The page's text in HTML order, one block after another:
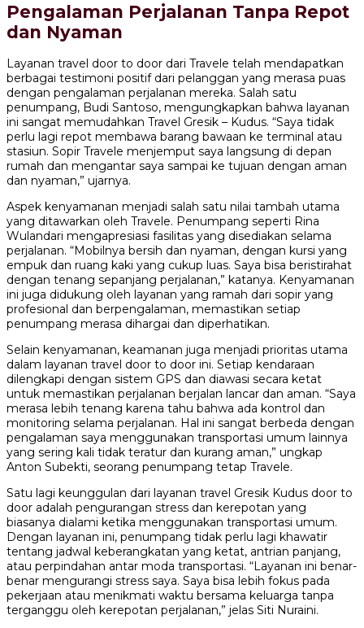
Pengalaman Perjalanan Tanpa Repot
dan Nyaman
Layanan travel door to door dari Travele telah mendapatkan
berbagai testimoni positif dari pelanggan yang merasa puas
dengan pengalaman perjalanan mereka. Salah satu
penumpang, Budi Santoso, mengungkapkan bahwa layanan
ini sangat memudahkan Travel Gresik – Kudus. “Saya tidak
perlu lagi repot membawa barang bawaan ke terminal atau
stasiun. Sopir Travele menjemput saya langsung di depan
rumah dan mengantar saya sampai ke tujuan dengan aman
dan nyaman,” ujarnya.
Aspek kenyamanan menjadi salah satu nilai tambah utama
yang ditawarkan oleh Travele. Penumpang seperti Rina
Wulandari mengapresiasi fasilitas yang disediakan selama
perjalanan. “Mobilnya bersih dan nyaman, dengan kursi yang
empuk dan ruang kaki yang cukup luas. Saya bisa beristirahat
dengan tenang sepanjang perjalanan,” katanya. Kenyamanan
ini juga didukung oleh layanan yang ramah dari sopir yang
profesional dan berpengalaman, memastikan setiap
penumpang merasa dihargai dan diperhatikan.
Selain kenyamanan, keamanan juga menjadi prioritas utama
dalam layanan travel door to door ini. Setiap kendaraan
dilengkapi dengan sistem GPS dan diawasi secara ketat
untuk memastikan perjalanan berjalan lancar dan aman. “Saya
merasa lebih tenang karena tahu bahwa ada kontrol dan
monitoring selama perjalanan. Hal ini sangat berbeda dengan
pengalaman saya menggunakan transportasi umum lainnya
yang sering kali tidak teratur dan kurang aman,” ungkap
Anton Subekti, seorang penumpang tetap Travele.
Satu lagi keunggulan dari layanan travel Gresik Kudus door to
door adalah pengurangan stress dan kerepotan yang
biasanya dialami ketika menggunakan transportasi umum.
Dengan layanan ini, penumpang tidak perlu lagi khawatir
tentang jadwal keberangkatan yang ketat, antrian panjang,
atau perpindahan antar moda transportasi. “Layanan ini benar-
benar mengurangi stress saya. Saya bisa lebih fokus pada
pekerjaan atau menikmati waktu bersama keluarga tanpa
terganggu oleh kerepotan perjalanan,” jelas Siti Nuraini.